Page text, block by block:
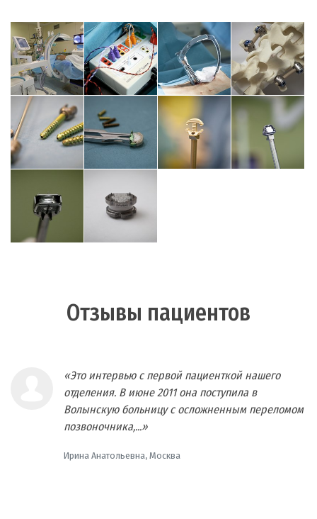
Отзывы пациентов
«Это интервью с первой пациенткой нашего
отделения. В июне 2011 она поступила в
Волынскую больницу с осложненным переломом
позвоночника,...»
Ирина Анатольевна, Москва